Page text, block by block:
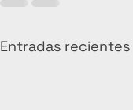
Entradas recientes